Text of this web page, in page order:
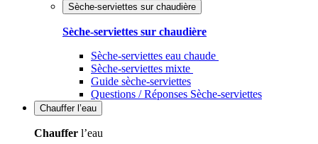
Sèche-serviettes sur chaudière
Sèche-serviettes sur chaudière
Sèche-serviettes eau chaude
Sèche-serviettes mixte
Guide sèche-serviettes
Questions / Réponses Sèche-serviettes
Chauffer l’eau
Chauffer l’eau